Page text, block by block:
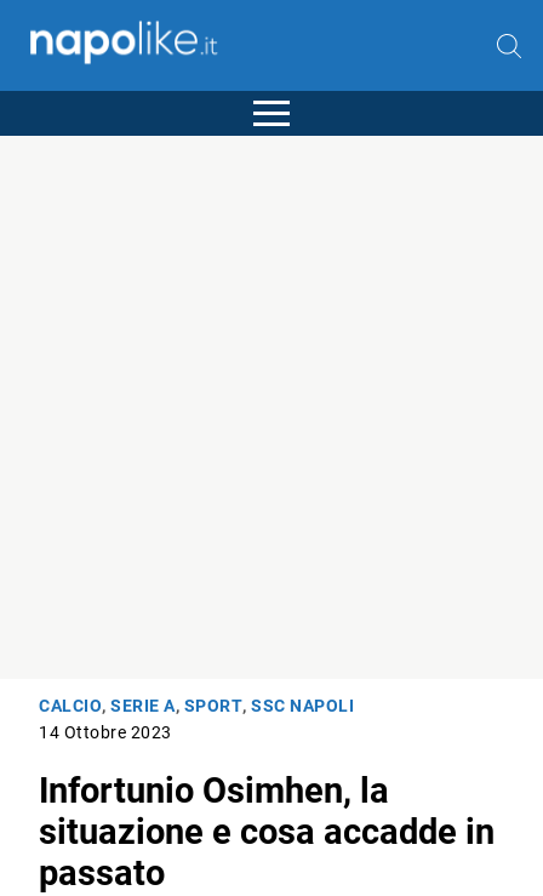
CALCIO,SERIE A, SPORT,SSC NAPOLI
14 Ottobre 2023
Infortunio Osimhen, la
situazione e cosa accadde in
passato